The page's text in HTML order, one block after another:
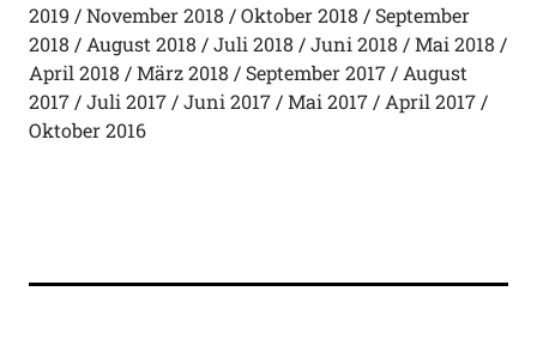
2019
November 2018 Oktober 2018
September
2018
August 2018 Juli 2018 Juni 2018
Mai 2018
April 2018
März 2018 September 2017
August
2017
Juli 2017 Juni 2017 Mai 2017
April 2017
Oktober 2016